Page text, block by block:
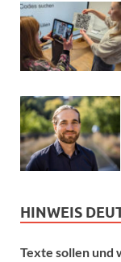
HINWEIS
Texte sollen und